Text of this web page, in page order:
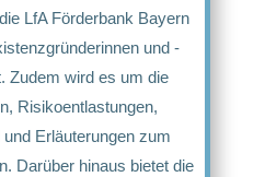
LfA Förderbank Bayern
und -
Zudem wird es um die
Risikoentlastungen,
Erläuterungen zum
Darüber hinaus bietet die